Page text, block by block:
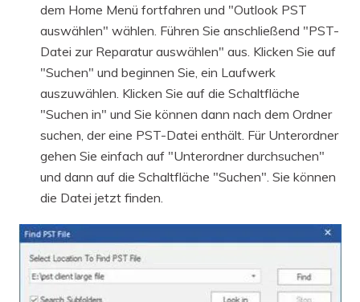
dem Home Menü fortfahren und "Outlook PST
auswählen" wählen. Führen Sie anschließend "PST-
Datei zur Reparatur auswählen" aus. Klicken Sie auf
"Suchen" und beginnen Sie, ein Laufwerk
auszuwählen. Klicken Sie auf die Schaltfläche
"Suchen in" und Sie können dann nach dem Ordner
suchen, der eine PST-Datei enthält. Für Unterordner
gehen Sie einfach auf "Unterordner durchsuchen"
und dann auf die Schaltfläche "Suchen". Sie können
die Datei jetzt finden.